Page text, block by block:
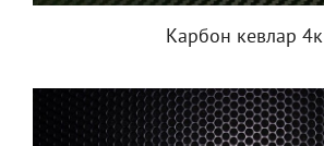
Карбон кевлар 4к